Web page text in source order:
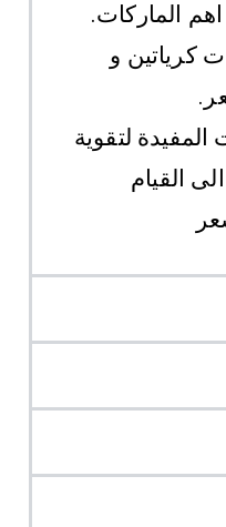
الماركات.
كرياتين و
المفيدة لتقوية
القيام